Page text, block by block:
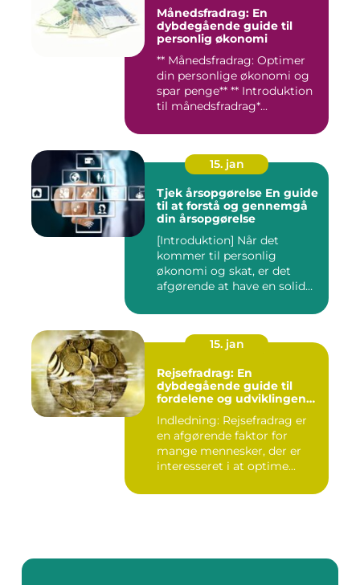
Månedsfradrag: En
dybdegående guide til
personlig økonomi
** Månedsfradrag: Optimer
din personlige økonomi og
spar penge** ** Introduktion
til månedsfradrag*...
15. jan
Tjek årsopgørelse En guide
til at forstå og gennemgå
din årsopgørelse
[Introduktion] Når det
kommer til personlig
økonomi og skat, er det
afgørende at have en solid
15. jan
Rejsefradrag: En
dybdegående guide til
fordelene og udviklingen
Indledning: Rejsefradrag er
en afgørende faktor for
mange mennesker, der er
interesseret i at optime...